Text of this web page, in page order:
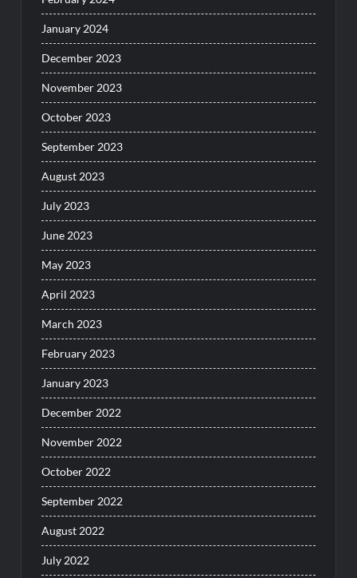
January 2024
December 2023
November 2023
October 2023
September 2023
August 2023
July 2023
June 2023
May 2023
April 2023
March 2023
February 2023
January 2023
December 2022
November 2022
October 2022
September 2022
August 2022
July 2022